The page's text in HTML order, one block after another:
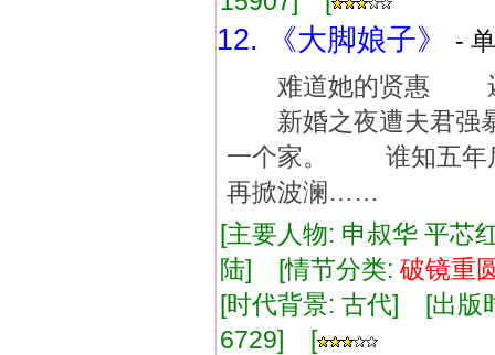
12. 《大脚娘子》
-
难道她的贤惠 还
新婚之夜遭夫君
一个家。 谁知五年
再掀波澜……
[主要人物: 申叔华 平芯
陆] [情节分类: 破镜重
[时代背景: 古代] [出
6729] [